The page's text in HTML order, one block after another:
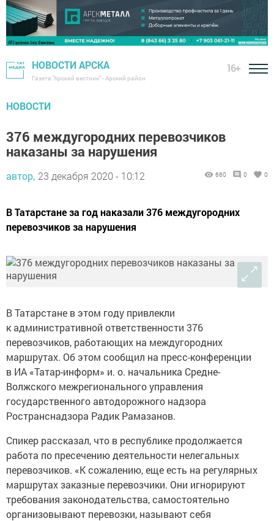
НОВОСТИ АРСКА
Газета "Арский вестник" - Арский район
16+
НОВОСТИ
376 междугородних перевозчиков
наказаны за нарушения
автор, 23 декабря 2020 - 10:12 660 0 0
В Татарстане за год наказали 376 междугородних
перевозчиков за нарушения
В Татарстане в этом году привлекли
к административной ответственности 376
перевозчиков, работающих на междугородних
маршрутах. Об этом сообщил на пресс-конференции
в ИА «Татар-информ» и. о. начальника Средне-
Волжского межрегионального управления
государственного автодорожного надзора
Ространснадзора Радик Рамазанов.
Спикер рассказал, что в республике продолжается
работа по пресечению деятельности нелегальных
перевозчиков. «К сожалению, еще есть на регулярных
маршрутах заказные перевозчики. Они игнорируют
требования законодательства, самостоятельно
организовывают перевозки, называют себя